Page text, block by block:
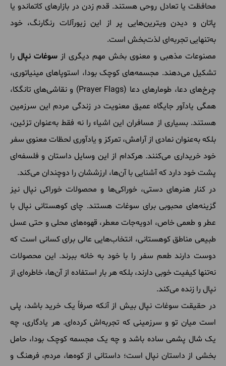
محافظت یا تعادل روحی هستند. قدم زدن در بازارهای کاتماندو یا
پاتان و دیدن ویترین‌هایی پر از این زیورآلات رنگارنگ، خود
به‌تنهایی تجربه‌ای لذت‌بخش است.
مصنوعات مذهبی و معنوی بخش مهم دیگری از سوغات نپال را
تشکیل می‌دهند. مجسمه‌های کوچک بودا، استوپاهای مینیاتوری،
چرخ‌های دعا، طومارهای دعا (Prayer Flags) و نقاشی‌های تانگکا،
همگی یادآور جایگاه عمیق معنویت در زندگی مردم این سرزمین
هستند. بسیاری از مسافران این اشیاء را نه فقط به‌عنوان تزئین،
بلکه به‌عنوان نمادی از آرامش، تمرکز و یادآوری لحظات معنوی سفر
خود خریداری می‌کنند. هرکدام از این وسایل داستان و فلسفه‌ای
پشت خود دارد که آشنایی با آن‌ها، ارزششان را دوچندان می‌کند.
در کنار هنرهای دستی، خوراکی‌ها و محصولات خوراکی نپال نیز
گزینه‌های محبوبی برای سوغات هستند. چای کوهستانی نپال با
عطر و طعمی خاص، ادویه‌جات معطر، قهوه‌های محلی و حتی عسل
طبیعی مناطق کوهستانی، انتخاب‌هایی عالی برای کسانی است که
دوست دارند طعم سفر را با خود به خانه ببرند. این محصولات
نه‌تنها کیفیت خوبی دارند، بلکه هر بار استفاده از آن‌ها، خاطره‌ای از
نپال را زنده می‌کند.
در حقیقت سوغات نپال بیش از آنکه صرفاً یک خرید باشد، پلی
است میان تو و سرزمینی که تجربه‌اش کرده‌ای. هر یادگاری، چه
یک شال پشمی ساده باشد و چه یک مجسمه کوچک بودا، حامل
بخشی از داستان نپال است؛ داستانی از کوه‌ها، مردم، فرهنگ و